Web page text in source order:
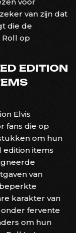
van zijn dat
die de
Roll op
EDITION
Elvis
fans die op
om hun
edition items
van
karakter van
onder fervente
om hun